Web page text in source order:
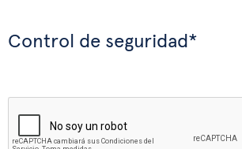
Control de seguridad*